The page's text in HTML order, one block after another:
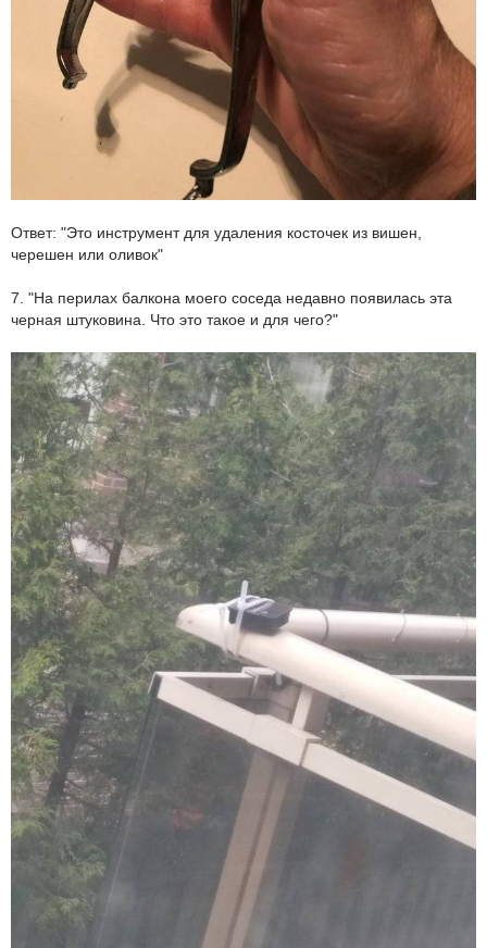
Ответ: "Это инструмент для удаления косточек из вишен,
черешен или оливок"
7. "На перилах балкона моего соседа недавно появилась эта
черная штуковина. Что это такое и для чего?"